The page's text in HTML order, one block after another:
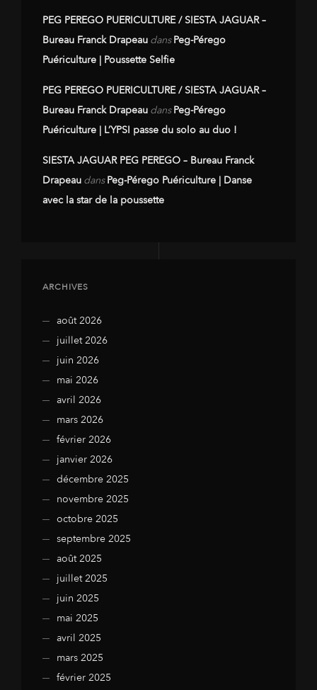
PEG PEREGO PUERICULTURE / SIESTA JAGUAR –
Bureau Franck Drapeau dansPeg-Pérego
Puériculture | Poussette Selfie
PEG PEREGO PUERICULTURE / SIESTA JAGUAR –
Bureau Franck Drapeau dansPeg-Pérego
Puériculture | L’YPSI passe du solo au duo !
SIESTA JAGUAR PEG PEREGO – Bureau Franck
Drapeau dansPeg-Pérego Puériculture | Danse
avec la star de la poussette
ARCHIVES
août 2026
juillet 2026
juin 2026
mai 2026
avril 2026
mars 2026
février 2026
janvier 2026
décembre 2025
novembre 2025
octobre 2025
septembre 2025
août 2025
juillet 2025
juin 2025
mai 2025
avril 2025
mars 2025
février 2025